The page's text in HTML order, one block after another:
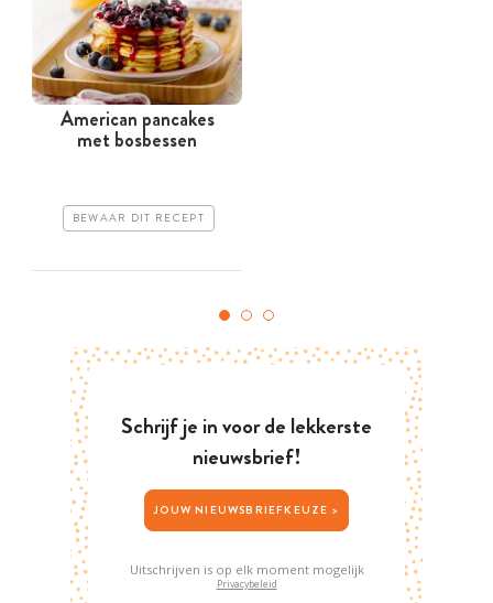
American pancakes
met bosbessen
BEWAAR DIT RECEPT
Schrijf je in voor de lekkerste
nieuwsbrief!
JOUW NIEUWSBRIEFKEUZE >
Uitschrijven is op elk moment mogelijk
Privacybeleid